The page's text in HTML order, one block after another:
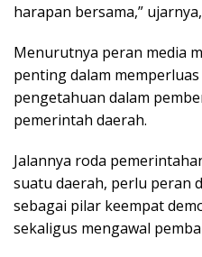
harapan bersama,”
Menurutnya peran media
penting dalam
pengetahuan dalam
pemerintah daerah.
Jalannya roda
suatu daerah, perlu peran
sebagai pilar keempat
sekaligus mengawal